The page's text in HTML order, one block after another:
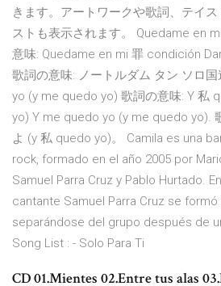
きます。アートワークや歌詞、テイ
ストも表示されます。 Quedame en
意味: Quedame en mi 罪 condición
歌詞の意味: ノートルダム タン ソロ
yo (y me quedo yo) 歌詞の意味: Y 私
yo) Y me quedo yo (y me quedo yo).
よ (y 私 quedo yo)。 Camila es una
rock, formado en el año 2005 por
Samuel Parra Cruz y Pablo Hurtado.
cantante Samuel Parra Cruz se
separándose del grupo después de
Song List : - Solo Para Ti
CD 01.Mientes 02.Entre tus alas